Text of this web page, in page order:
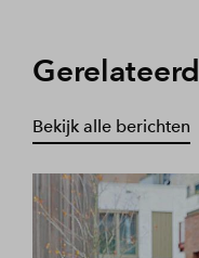
Gerelateerd
Bekijk alle berichten